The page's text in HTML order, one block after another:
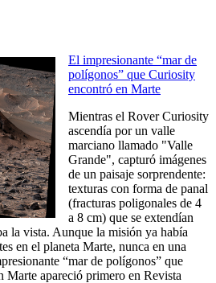
El impresionante “mar de
polígonos” que Curiosity
encontró en Marte
Mientras el Rover Curiosity
ascendía por un valle
marciano llamado "Valle
Grande", capturó imágenes
de un paisaje sorprendente:
texturas con forma de panal
(fracturas poligonales de 4
a 8 cm) que se extendían
la vista. Aunque la misión ya había
en el planeta Marte, nunca en una
“mar de polígonos” que
Marte apareció primero en Revista